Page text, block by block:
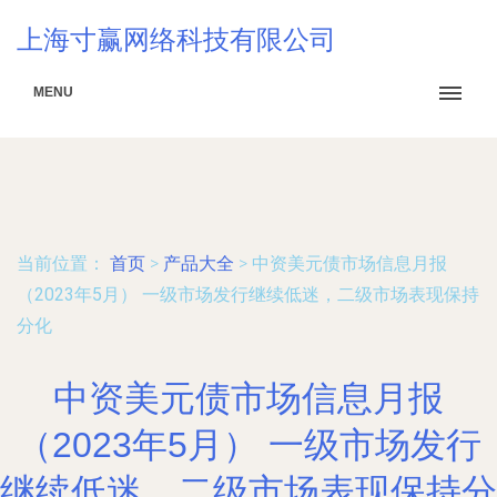
上海寸赢网络科技有限公司
MENU
当前位置： 首页 > 产品大全 > 中资美元债市场信息月报
（2023年5月） 一级市场发行继续低迷，二级市场表现保持
分化
中资美元债市场信息月报
（2023年5月） 一级市场发行